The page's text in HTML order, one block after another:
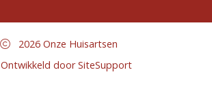
2026 Onze Huisartsen
Ontwikkeld door SiteSupport